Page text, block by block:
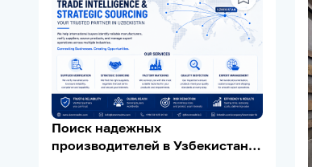
Поиск надежных
производителей в Узбекистане |